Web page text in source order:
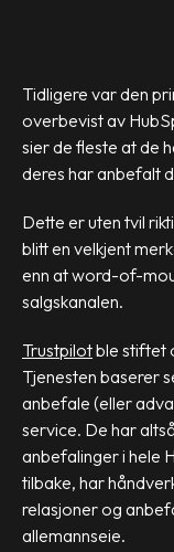
Tidligere var den
overbevist av
sier de fleste at de
deres har anbefalt
Dette er uten tvil
blitt en velkjent
enn at word-of-
salgskanalen.
Trustpilotble stiftet
Tjenesten baserer
anbefale (eller
service. De har
anbefalinger i hele
tilbake, har
relasjoner og
allemannseie.